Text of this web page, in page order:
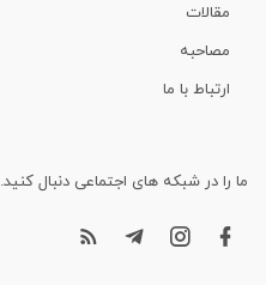
مقالات
مصاحبه
ارتباط با ما
ما را در شبکه های اجتماعی دنبال کنید.